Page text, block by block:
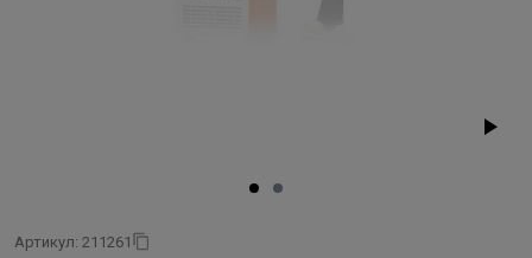
Артикул: 211261